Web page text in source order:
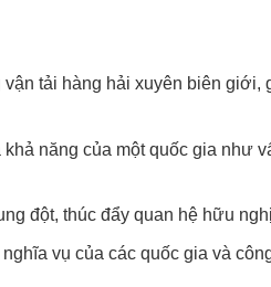
tải hàng hải xuyên biên giới,
năng của một quốc gia như
đột, thúc đẩy quan hệ hữu
vụ của các quốc gia và